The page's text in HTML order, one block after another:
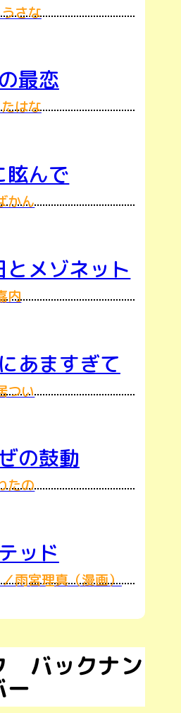
さな
最恋
はな
眩んで
かん
メゾネット
内
あますぎて
つい
の鼓動
たの
ッド
雨宮理真（漫画）
バックナン
ー